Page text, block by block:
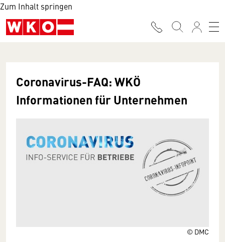
Zum Inhalt springen
© DMC
Coronavirus-FAQ: WKÖ
Informationen für Unternehmen